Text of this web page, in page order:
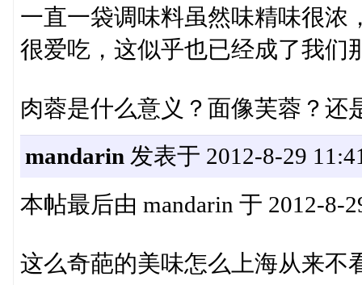
一直一袋调味料虽然味精味很浓
很爱吃，这似乎也已经成了我们
肉蓉是什么意义？面像芙蓉？还
mandarin 发表于 2012-8-29
本帖最后由 mandarin 于 2012-8-
这么奇葩的美味怎么上海从来不